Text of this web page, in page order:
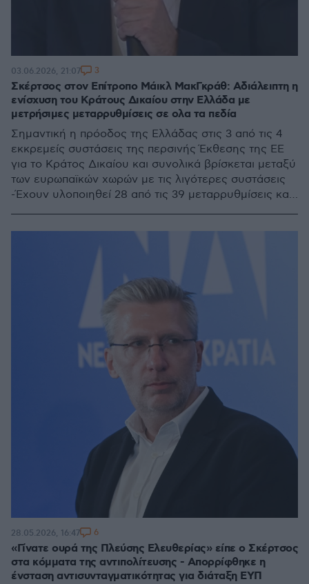
Σκέρτσος στον Επίτροπο Μάικλ ΜακΓκράθ: Αδιάλειπτη η
ενίσχυση του Κράτους Δικαίου στην Ελλάδα με
μετρήσιμες μεταρρυθμίσεις σε ολα τα πεδία
Σημαντική η πρόοδος της Ελλάδας στις 3 από τις 4
εκκρεμείς συστάσεις της περσινής Έκθεσης της ΕΕ
για το Κράτος Δικαίου και συνολικά βρίσκεται μεταξύ
των ευρωπαϊκών χωρών με τις λιγότερες συστάσεις
-Έχουν υλοποιηθεί 28 από τις 39 μεταρρυθμίσεις και
03.06.2026, 21:07 3
«Γίνατε ουρά της Πλεύσης Ελευθερίας» είπε ο Σκέρτσος
στα κόμματα της αντιπολίτευσης - Απορρίφθηκε η
ένσταση αντισυνταγματικότητας για διάταξη ΕΥΠ
28.05.2026, 16:47 6